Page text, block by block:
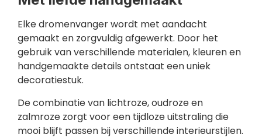
Elke dromenvanger wordt met aandacht
gemaakt en zorgvuldig afgewerkt. Door het
gebruik van verschillende materialen, kleuren en
handgemaakte details ontstaat een uniek
decoratiestuk.
De combinatie van lichtroze, oudroze en
zalmroze zorgt voor een tijdloze uitstraling die
mooi blijft passen bij verschillende interieurstijlen.